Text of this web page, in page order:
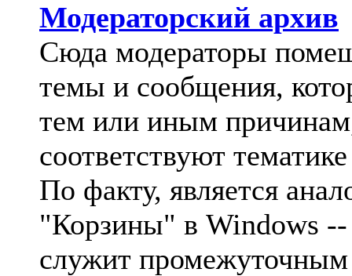
Модераторский архив
Сюда модераторы
темы и сообщения,
тем или иным
соответствуют
По факту, является
"Корзины" в Windows --
служит промежуточным